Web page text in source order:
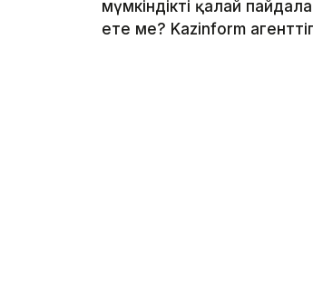
мүмкіндікті қалай
ете ме? Kazinform